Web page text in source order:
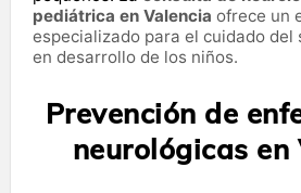
pediátrica en Valencia ofrece un
especializado para el cuidado del
en desarrollo de los niños.
Prevención de
neurológicas en